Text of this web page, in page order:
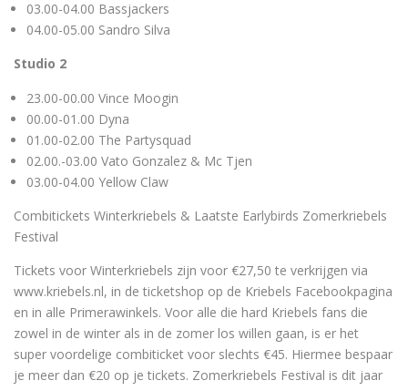
03.00-04.00 Bassjackers
04.00-05.00 Sandro Silva
Studio 2
23.00-00.00 Vince Moogin
00.00-01.00 Dyna
01.00-02.00 The Partysquad
02.00.-03.00 Vato Gonzalez & Mc Tjen
03.00-04.00 Yellow Claw
Combitickets Winterkriebels & Laatste Earlybirds Zomerkriebels
Festival
Tickets voor Winterkriebels zijn voor €27,50 te verkrijgen via
www.kriebels.nl, in de ticketshop op de Kriebels Facebookpagina
en in alle Primerawinkels. Voor alle die hard Kriebels fans die
zowel in de winter als in de zomer los willen gaan, is er het
super voordelige combiticket voor slechts €45. Hiermee bespaar
je meer dan €20 op je tickets. Zomerkriebels Festival is dit jaar